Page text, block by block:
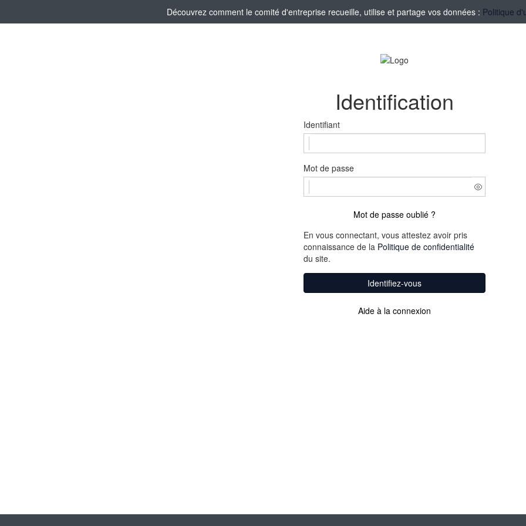
Découvrez comment le comité d'entreprise recueille, utilise et partage vos données : Politique
Identification
Identifiant
Mot de passe
Mot de passe oublié ?
En vous connectant, vous attestez avoir pris
connaissance de la Politique de confidentialité
du site.
Identifiez-vous
Aide à la connexion